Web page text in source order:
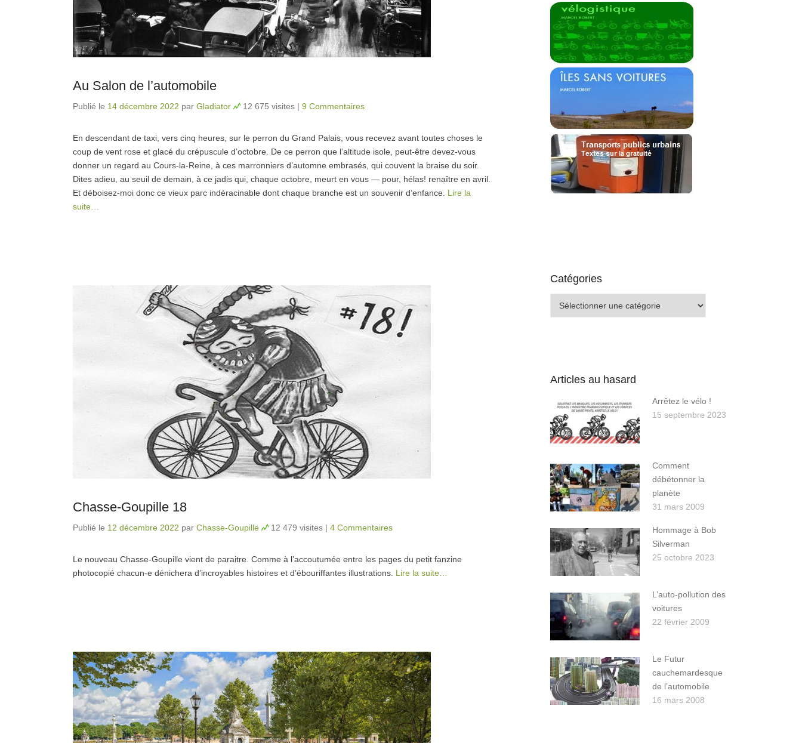
Au Salon de l’automobile
Publié le 14 décembre 2022 par Gladiator 12 675 visites | 9 Commentaires
En descendant de taxi, vers cinq heures, sur le perron du Grand Palais, vous recevez avant toutes choses le
coup de vent rose et glacé du crépuscule d’octobre. De ce perron que l’altitude isole, peut-être devez-vous
donner un regard au Cours-la-Reine, à ces marronniers d’automne embrasés, qui couvent la braise du soir.
Dites adieu, au seuil de demain, à ce jadis qui, chaque octobre, meurt en vous — pour, hélas! renaître en avril.
Et déboisez-moi donc ce vieux parc indéracinable dont chaque branche est un souvenir d’enfance. Lire la
suite…
Chasse-Goupille 18
Publié le 12 décembre 2022 par Chasse-Goupille 12 479 visites | 4 Commentaires
Le nouveau Chasse-Goupille vient de paraitre. Comme à l’accoutumée entre les pages du petit fanzine
photocopié chacun-e dénichera d’incroyables histoires et d’ébouriffantes illustrations. Lire la suite…
Catégories
Articles au hasard
Arrêtez le vélo !
15 septembre 2023
Comment
débétonner la
planète
31 mars 2009
Hommage à Bob
Silverman
25 octobre 2023
L’auto-pollution des
voitures
22 février 2009
Le Futur
cauchemardesque
de l’automobile
16 mars 2008